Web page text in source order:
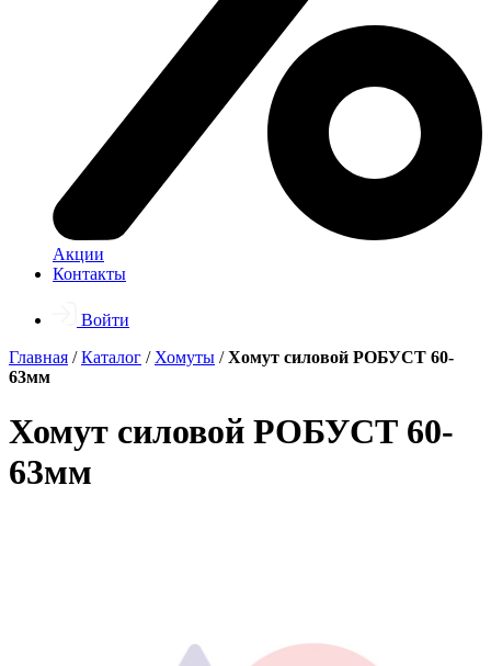
Акции
Контакты
Войти
Главная /Каталог /Хомуты /Хомут силовой РОБУСТ 60-
63мм
Хомут силовой РОБУСТ 60-
63мм